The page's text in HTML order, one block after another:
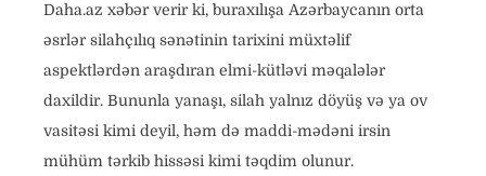
Daha.az xəbər verir ki, buraxılışa Azərbaycanın orta
əsrlər silahçılıq sənətinin tarixini müxtəlif
aspektlərdən araşdıran elmi-kütləvi məqalələr
daxildir. Bununla yanaşı, silah yalnız döyüş və ya ov
vasitəsi kimi deyil, həm də maddi-mədəni irsin
mühüm tərkib hissəsi kimi təqdim olunur.